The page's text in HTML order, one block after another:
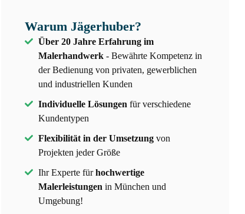
Warum Jägerhuber?
Über 20 Jahre Erfahrung im
Malerhandwerk- Bewährte Kompetenz in
der Bedienung von privaten, gewerblichen
und industriellen Kunden
Individuelle Lösungen für verschiedene
Kundentypen
Flexibilität in der Umsetzungvon
Projekten jeder Größe
Ihr Experte fürhochwertige
Malerleistungen in München und
Umgebung!